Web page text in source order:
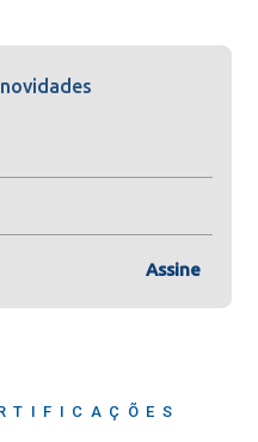
Assine